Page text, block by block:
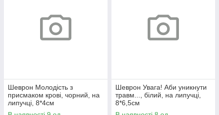
Шеврон Молодість з
присмаком крові, чорний, на
липучці, 8*4см
Шеврон Увага! Аби уникнути
травм..., білий, на липучці,
8*6,5см